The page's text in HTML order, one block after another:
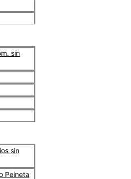
sin
sin
Peineta